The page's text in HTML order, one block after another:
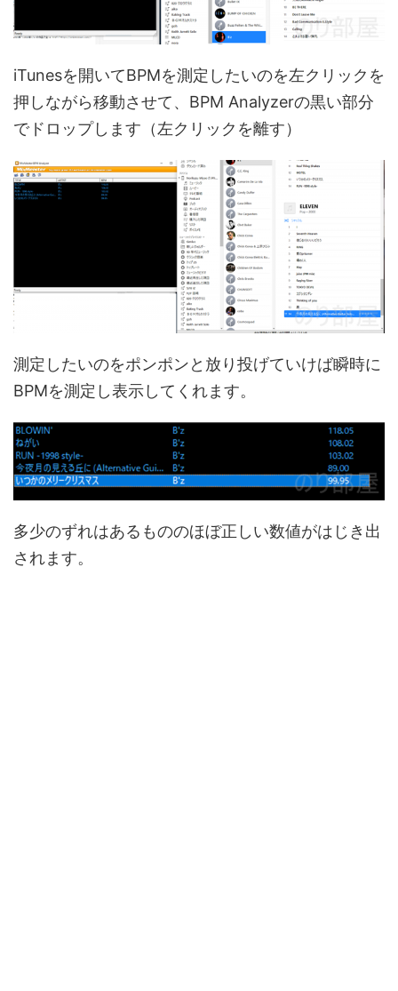
iTunesを開いてBPMを測定したいのを左クリックを
押しながら移動させて、BPM Analyzerの黒い部分
でドロップします（左クリックを離す）
測定したいのをポンポンと放り投げていけば瞬時に
BPMを測定し表示してくれます。
多少のずれはあるもののほぼ正しい数値がはじき出
されます。